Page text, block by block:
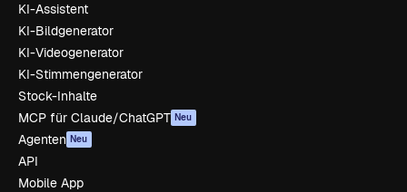
KI-Assistent
KI-Bildgenerator
KI-Videogenerator
KI-Stimmengenerator
Stock-Inhalte
MCP für Claude/ChatGPT Neu
Agenten Neu
API
Mobile App